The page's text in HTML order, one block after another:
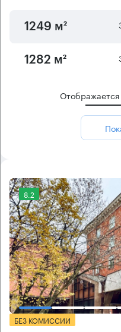
1249 м²
1282 м²
Отображается
8.2
БЕЗ КОМИССИИ